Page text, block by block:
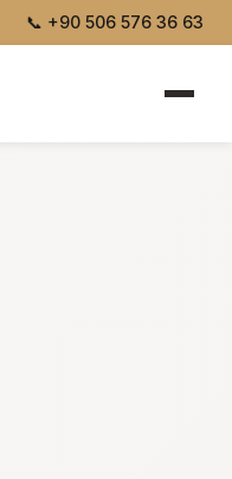
📞 +90 506 576 36 63